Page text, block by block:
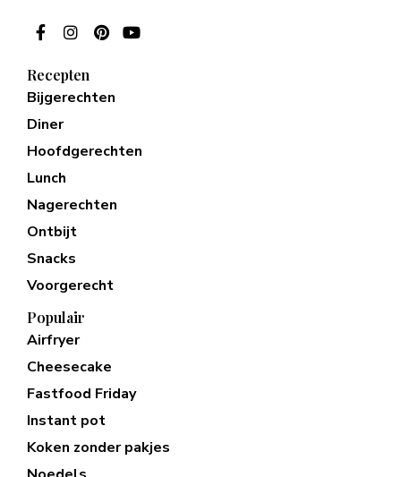
Recepten
Bijgerechten
Diner
Hoofdgerechten
Lunch
Nagerechten
Ontbijt
Snacks
Voorgerecht
Populair
Airfryer
Cheesecake
Fastfood Friday
Instant pot
Koken zonder pakjes